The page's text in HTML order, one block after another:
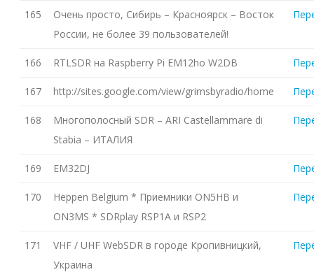
165
Очень просто, Сибирь – Красноярск – Восток
России, не более 39 пользователей!
166 RTLSDR на Raspberry Pi EM12ho W2DB
167 http://sites.google.com/view/grimsbyradio/home
168
Многополосный SDR – ARI Castellammare di
Stabia – ИТАЛИЯ
169 EM32DJ
170
Heppen Belgium * Приемники ON5HB и
ON3MS * SDRplay RSP1A и RSP2
171
VHF / UHF WebSDR в городе Кропивницкий,
Украина